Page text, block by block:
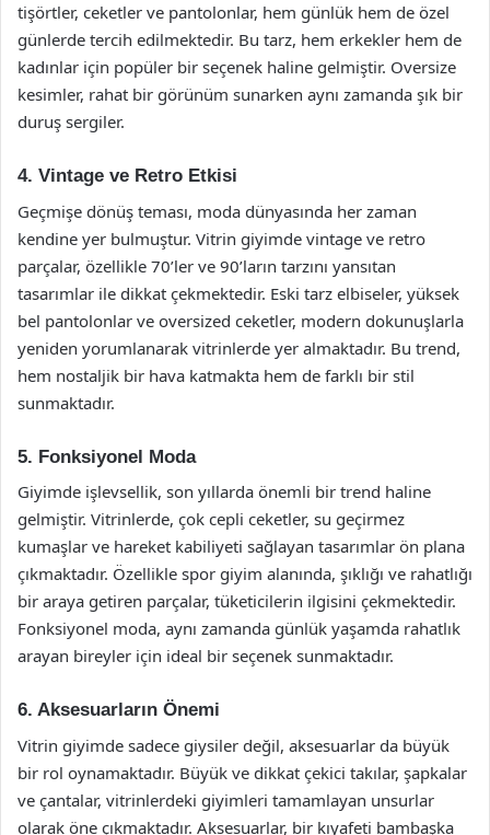
tişörtler, ceketler ve pantolonlar, hem günlük hem de özel
günlerde tercih edilmektedir. Bu tarz, hem erkekler hem de
kadınlar için popüler bir seçenek haline gelmiştir. Oversize
kesimler, rahat bir görünüm sunarken aynı zamanda şık bir
duruş sergiler.
4. Vintage ve Retro Etkisi
Geçmişe dönüş teması, moda dünyasında her zaman
kendine yer bulmuştur. Vitrin giyimde vintage ve retro
parçalar, özellikle 70’ler ve 90’ların tarzını yansıtan
tasarımlar ile dikkat çekmektedir. Eski tarz elbiseler, yüksek
bel pantolonlar ve oversized ceketler, modern dokunuşlarla
yeniden yorumlanarak vitrinlerde yer almaktadır. Bu trend,
hem nostaljik bir hava katmakta hem de farklı bir stil
sunmaktadır.
5. Fonksiyonel Moda
Giyimde işlevsellik, son yıllarda önemli bir trend haline
gelmiştir. Vitrinlerde, çok cepli ceketler, su geçirmez
kumaşlar ve hareket kabiliyeti sağlayan tasarımlar ön plana
çıkmaktadır. Özellikle spor giyim alanında, şıklığı ve rahatlığı
bir araya getiren parçalar, tüketicilerin ilgisini çekmektedir.
Fonksiyonel moda, aynı zamanda günlük yaşamda rahatlık
arayan bireyler için ideal bir seçenek sunmaktadır.
6. Aksesuarların Önemi
Vitrin giyimde sadece giysiler değil, aksesuarlar da büyük
bir rol oynamaktadır. Büyük ve dikkat çekici takılar, şapkalar
ve çantalar, vitrinlerdeki giyimleri tamamlayan unsurlar
olarak öne çıkmaktadır. Aksesuarlar, bir kıyafeti bambaşka